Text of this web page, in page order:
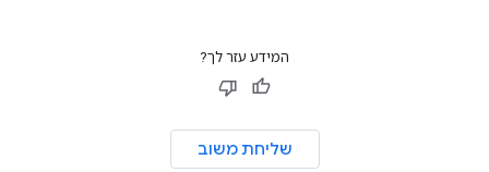
המידע עזר לך?
שליחת משוב